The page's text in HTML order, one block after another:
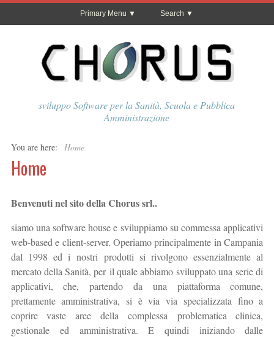
Primary Menu Search
sviluppo Software per la Sanità, Scuola e Pubblica
Amministrazione
You are here: Home
Home
Benvenuti nel sito della Chorus srl..
siamo una software house e sviluppiamo su commessa applicativi
web-based e client-server. Operiamo principalmente in Campania
dal 1998 ed i nostri prodotti si rivolgono essenzialmente al
mercato della Sanità, per il quale abbiamo sviluppato una serie di
applicativi, che, partendo da una piattaforma comune,
prettamente amministrativa, si è via via specializzata fino a
coprire vaste aree della complessa problematica clinica,
gestionale ed amministrativa. E quindi iniziando dalle